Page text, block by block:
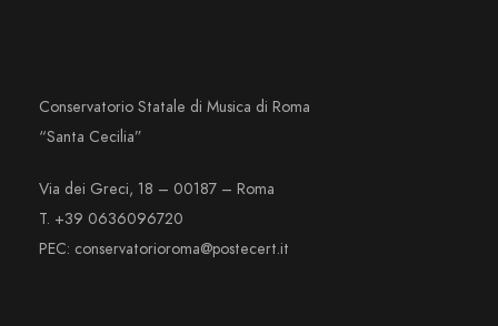
Conservatorio Statale di Musica di Roma
“Santa Cecilia”
Via dei Greci, 18 – 00187 – Roma
T. +39 0636096720
PEC: conservatorioroma@postecert.it